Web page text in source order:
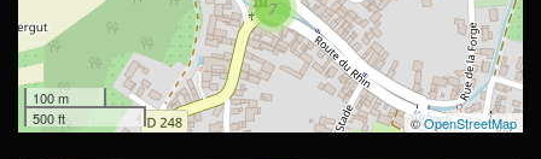
7
100 m
500 ft
©OpenStreetMap